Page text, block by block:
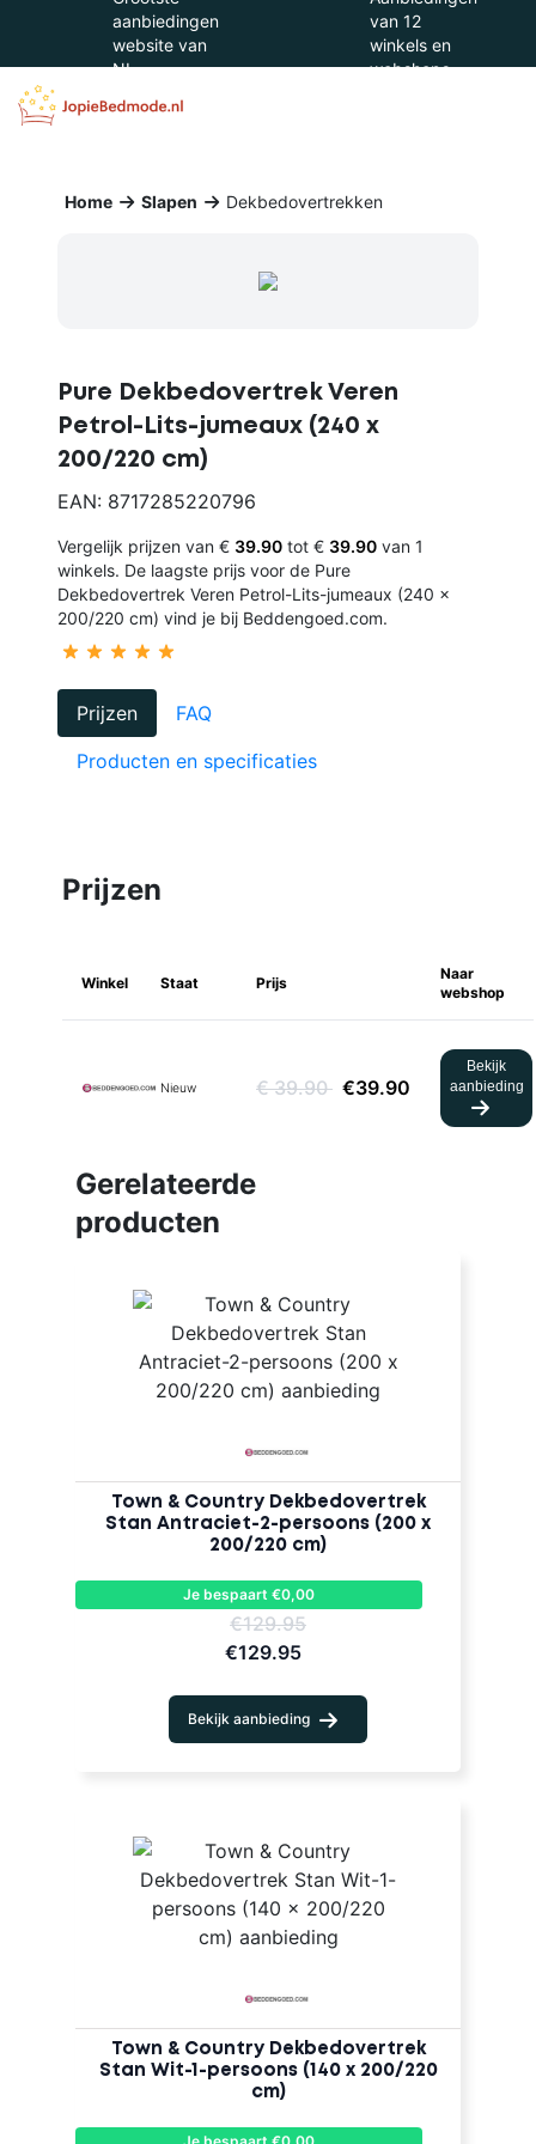
aanbiedingen
website van
NL
van 12
winkels en
webshops
Home Slapen Dekbedovertrekken
Pure Dekbedovertrek Veren
Petrol-Lits-jumeaux (240 x
200/220 cm)
EAN: 8717285220796
Vergelijk prijzen van € 39.90 tot € 39.90 van 1
winkels. De laagste prijs voor de Pure
Dekbedovertrek Veren Petrol-Lits-jumeaux (240 x
200/220 cm) vind je bij Beddengoed.com.
Prijzen
FAQ
Producten en specificaties
Prijzen
Winkel Staat Prijs
Naar
webshop
Nieuw € 39.90 €39.90
Bekijk
aanbieding
Gerelateerde
producten
Town & Country Dekbedovertrek
Stan Antraciet-2-persoons (200 x
200/220 cm)
Je bespaart €0,00
€129.95
€129.95
Bekijk aanbieding
Town & Country Dekbedovertrek
Stan Wit-1-persoons (140 x 200/220
cm)